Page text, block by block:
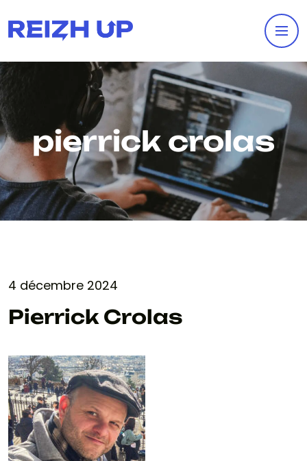
pierrick crolas
4 décembre 2024
Pierrick Crolas